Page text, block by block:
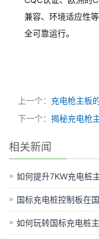
兼容、环境适应性
全可靠运行。
上一个： 充电枪主板
下一个： 揭秘充电枪
相关新闻
如何提升7KW充电桩
国标充电桩控制板在
如何玩转国标充电桩